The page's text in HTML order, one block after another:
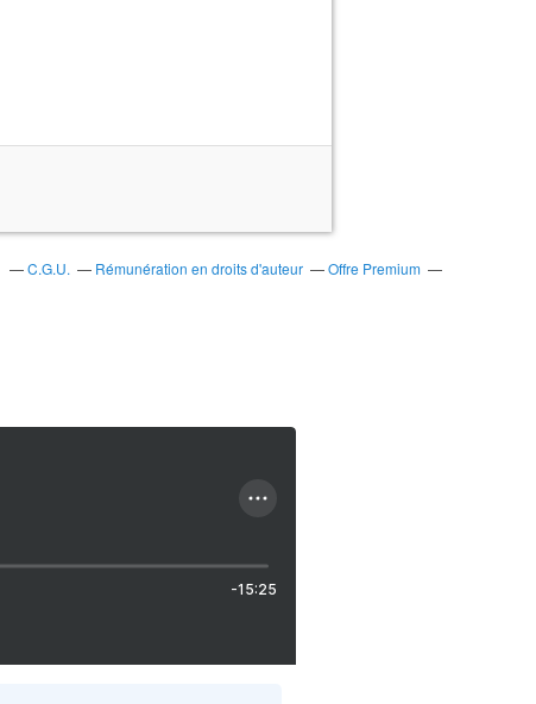
C.G.U. Rémunération en droits d'auteur
Offre Premium
-15:25